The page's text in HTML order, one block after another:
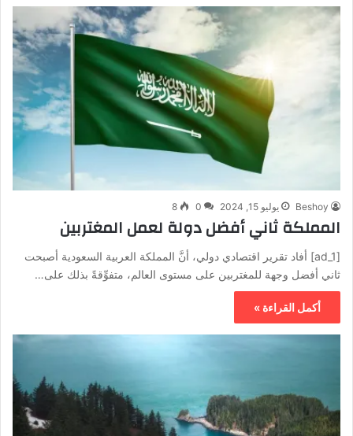
Beshoy يوليو 15, 2024 0
8
المملكة ثاني أفضل دولة لعمل المغتربين
[ad_1] أفاد تقرير اقتصادي دولي، أنَّ المملكة العربية السعودية أصبحت
ثاني أفضل وجهة للمغتربين على مستوى العالم، متفوِّقةً بذلك على…
أكمل القراءة »